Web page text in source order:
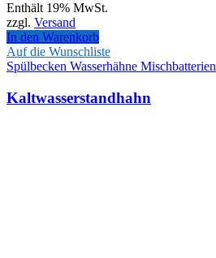
Enthält 19% MwSt.
zzgl. Versand
In den Warenkorb
Auf die Wunschliste
Spülbecken Wasserhähne Mischbatterien
Kaltwasserstandhahn